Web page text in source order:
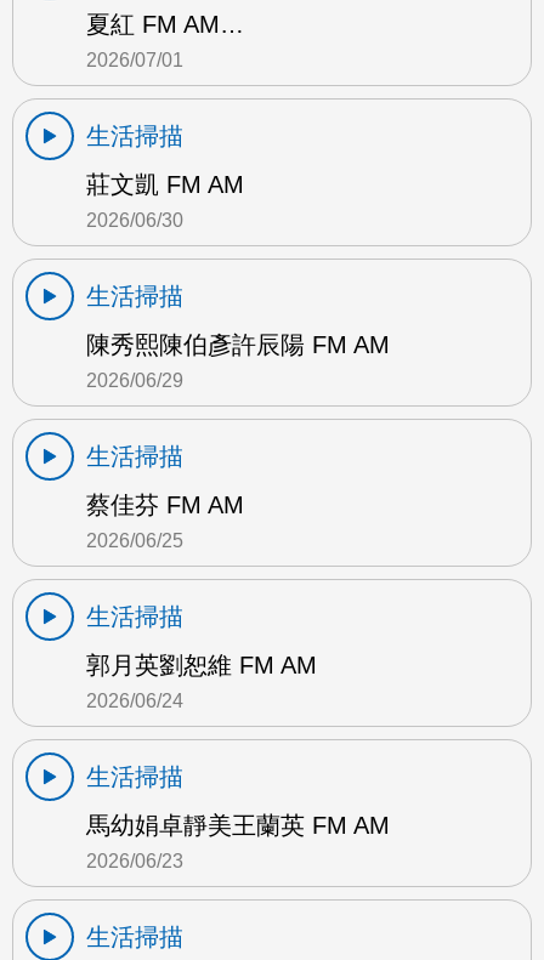
夏紅 FM AM…
2026/07/01
生活掃描
莊文凱 FM AM
2026/06/30
生活掃描
陳秀熙陳伯彥許辰陽 FM AM
2026/06/29
生活掃描
蔡佳芬 FM AM
2026/06/25
生活掃描
郭月英劉恕維 FM AM
2026/06/24
生活掃描
馬幼娟卓靜美王蘭英 FM AM
2026/06/23
生活掃描